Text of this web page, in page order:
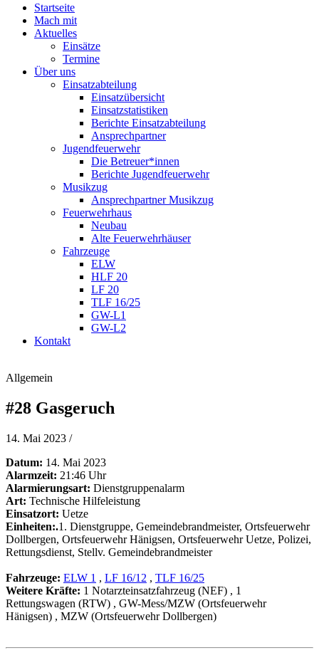
Startseite
Mach mit
Aktuelles
Einsätze
Termine
Über uns
Einsatzabteilung
Einsatzübersicht
Einsatzstatistiken
Berichte Einsatzabteilung
Ansprechpartner
Jugendfeuerwehr
Die Betreuer*innen
Berichte Jugendfeuerwehr
Musikzug
Ansprechpartner Musikzug
Feuerwehrhaus
Neubau
Alte Feuerwehrhäuser
Fahrzeuge
ELW
HLF 20
LF 20
TLF 16/25
GW-L1
GW-L2
Kontakt
Allgemein
#28 Gasgeruch
14. Mai 2023 /
Datum: 14. Mai 2023
Alarmzeit: 21:46 Uhr
Alarmierungsart: Dienstgruppenalarm
Art: Technische Hilfeleistung
Einsatzort: Uetze
Einheiten:.1. Dienstgruppe, Gemeindebrandmeister, Ortsfeuerwehr
Dollbergen, Ortsfeuerwehr Hänigsen, Ortsfeuerwehr Uetze, Polizei,
Rettungsdienst, Stellv. Gemeindebrandmeister
Fahrzeuge: ELW 1 , LF 16/12 , TLF 16/25
Weitere Kräfte: 1 Notarzteinsatzfahrzeug (NEF) , 1
Rettungswagen (RTW) , GW-Mess/MZW (Ortsfeuerwehr
Hänigsen) , MZW (Ortsfeuerwehr Dollbergen)